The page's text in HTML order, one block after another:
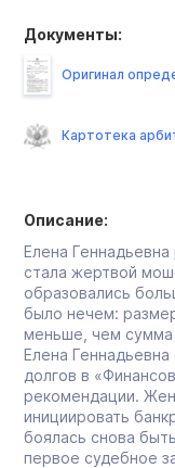
Описание:
Елена
стала жертвой
образовались
было нечем:
меньше, чем
Елена
долгов в
рекомендации.
инициировать
боялась снова
первое судебное
Документы:
Оригинал
Картотека